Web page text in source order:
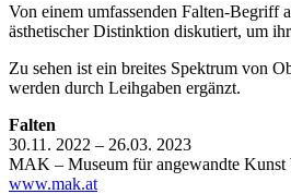
Von einem umfassenden Falten-Begriff
ästhetischer Distinktion diskutiert, um
Zu sehen ist ein breites Spektrum von
werden durch Leihgaben ergänzt.
Falten
30.11. 2022 – 26.03. 2023
MAK – Museum für angewandte Kunst
www.mak.at